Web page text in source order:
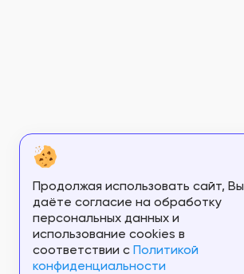
Продолжая использовать сайт, Вы
даёте согласие на обработку
персональных данных и
использование cookies в
соответствии c Политикой
конфиденциальности